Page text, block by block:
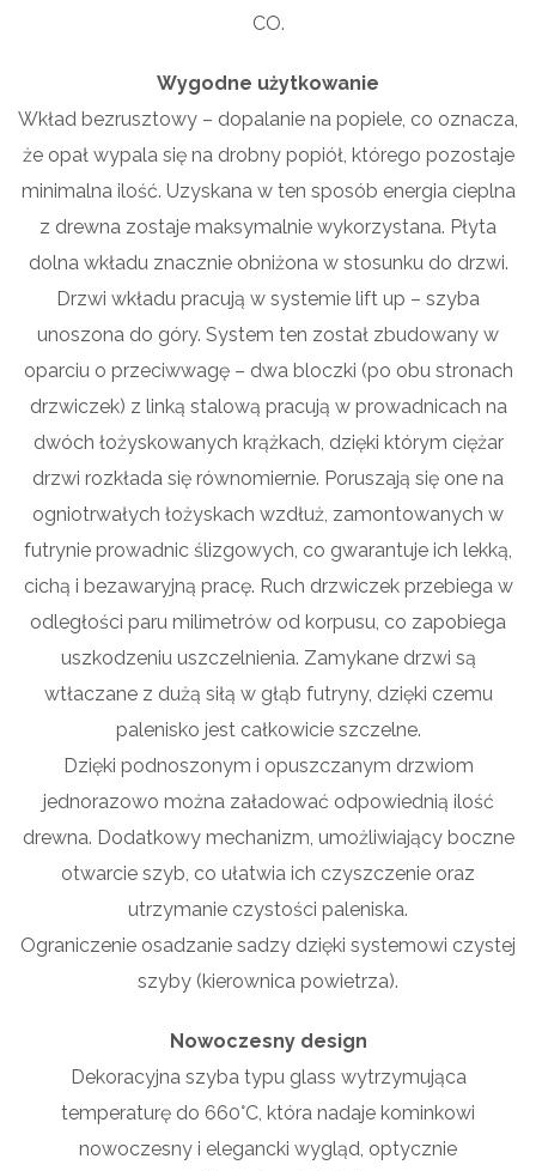
CO.
Wygodne użytkowanie
Wkład bezrusztowy – dopalanie na popiele, co oznacza,
że opał wypala się na drobny popiół, którego pozostaje
minimalna ilość. Uzyskana w ten sposób energia cieplna
z drewna zostaje maksymalnie wykorzystana. Płyta
dolna wkładu znacznie obniżona w stosunku do drzwi.
Drzwi wkładu pracują w systemie lift up – szyba
unoszona do góry. System ten został zbudowany w
oparciu o przeciwwagę – dwa bloczki (po obu stronach
drzwiczek) z linką stalową pracują w prowadnicach na
dwóch łożyskowanych krążkach, dzięki którym ciężar
drzwi rozkłada się równomiernie. Poruszają się one na
ogniotrwałych łożyskach wzdłuż, zamontowanych w
futrynie prowadnic ślizgowych, co gwarantuje ich lekką,
cichą i bezawaryjną pracę. Ruch drzwiczek przebiega w
odległości paru milimetrów od korpusu, co zapobiega
uszkodzeniu uszczelnienia. Zamykane drzwi są
wtłaczane z dużą siłą w głąb futryny, dzięki czemu
palenisko jest całkowicie szczelne.
Dzięki podnoszonym i opuszczanym drzwiom
jednorazowo można załadować odpowiednią ilość
drewna. Dodatkowy mechanizm, umożliwiający boczne
otwarcie szyb, co ułatwia ich czyszczenie oraz
utrzymanie czystości paleniska.
Ograniczenie osadzanie sadzy dzięki systemowi czystej
szyby (kierownica powietrza).
Nowoczesny design
Dekoracyjna szyba typu glass wytrzymująca
temperaturę do 660°C, która nadaje kominkowi
nowoczesny i elegancki wygląd, optycznie